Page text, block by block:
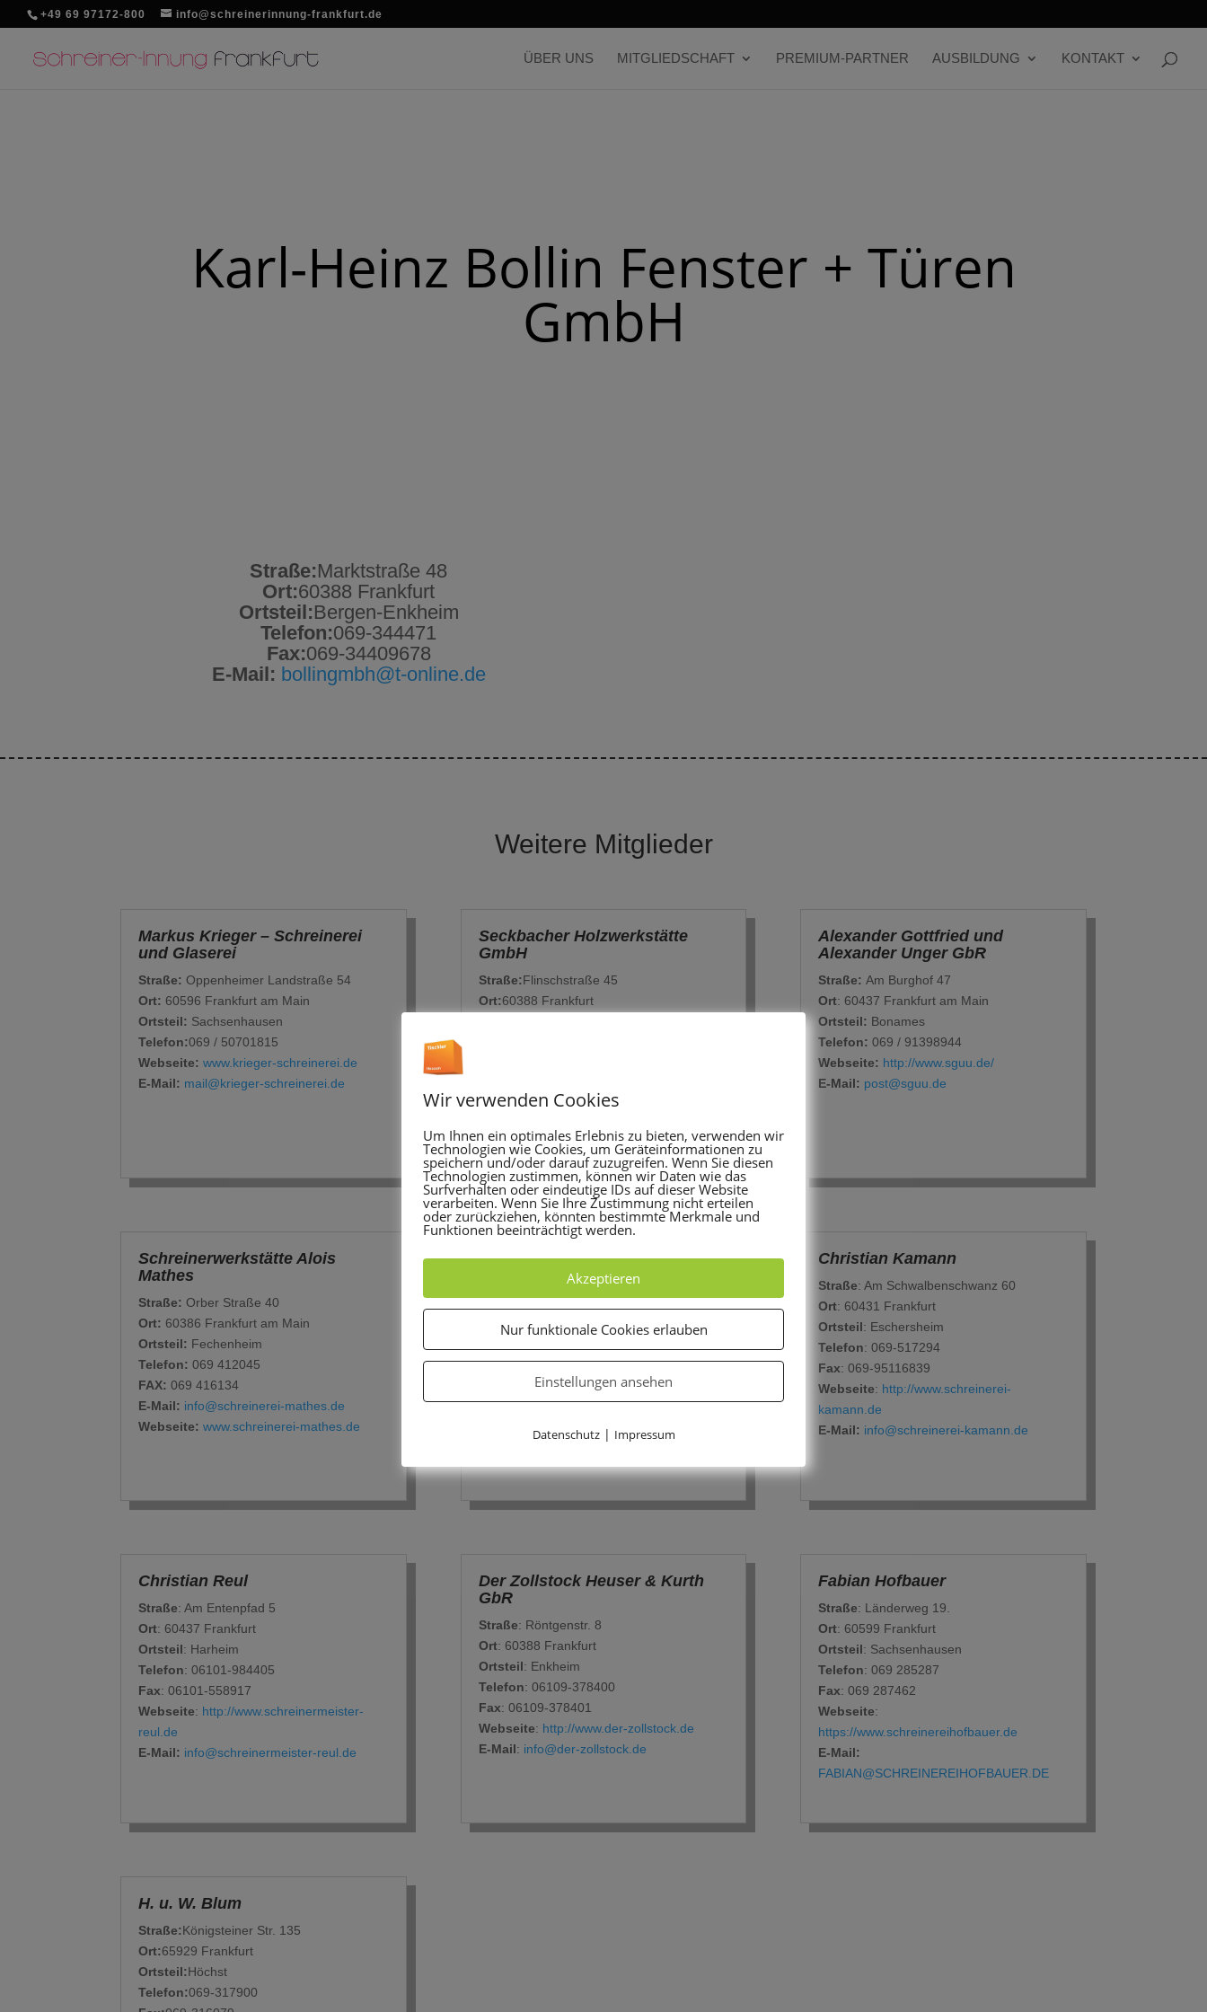
+49 69 97172-800 info@schreinerinnung-frankfurt.de
ÜBER UNS MITGLIEDSCHAFT PREMIUM-PARTNER AUSBILDUNG KONTAKT
Karl-Heinz Bollin Fenster + Türen
GmbH
Straße:Marktstraße 48
Ort:60388 Frankfurt
Ortsteil:Bergen-Enkheim
Telefon:069-344471
Fax:069-34409678
E-Mail: bollingmbh@t-online.de
Weitere Mitglieder
Markus Krieger – Schreinerei
und Glaserei
Straße:Oppenheimer Landstraße 54
Ort: 60596 Frankfurt am Main
Ortsteil: Sachsenhausen
Telefon:069 / 50701815
Webseite: www.krieger-schreinerei.de
E-Mail: mail@krieger-schreinerei.de
Schreinerwerkstätte Alois
Mathes
Straße: Orber Straße 40
Ort: 60386 Frankfurt am Main
Ortsteil: Fechenheim
Telefon: 069 412045
FAX: 069 416134
E-Mail: info@schreinerei-mathes.de
Webseite: www.schreinerei-mathes.de
Christian Reul
Straße: Am Entenpfad 5
Ort: 60437 Frankfurt
Ortsteil: Harheim
Telefon: 06101-984405
Fax: 06101-558917
Webseite: http://www.schreinermeister-
reul.de
E-Mail: info@schreinermeister-reul.de
H. u. W. Blum
Straße:Königsteiner Str. 135
Ort:65929 Frankfurt
Ortsteil:Höchst
Telefon:069-317900
Seckbacher Holzwerkstätte
GmbH
Straße:Flinschstraße 45
Ort:60388 Frankfurt
Anton Brum & Sohn GmbH
: Westerwaldstraße 8
Ort: 65936 Frankfurt
Ortsteil: Sossenheim
Telefon: 069-340019-0
Webseite: http://www.brum-
brum@brum-innenausbau.de
Der Zollstock Heuser & Kurth
GbR
Straße: Röntgenstr. 8
Ort: 60388 Frankfurt
Ortsteil: Enkheim
Telefon: 06109-378400
Fax: 06109-378401
Webseite: http://www.der-zollstock.de
E-Mail: info@der-zollstock.de
Alexander Gottfried und
Alexander Unger GbR
Straße: Am Burghof 47
Ort: 60437 Frankfurt am Main
Ortsteil: Bonames
Telefon: 069 / 91398944
Webseite: http://www.sguu.de/
E-Mail: post@sguu.de
Christian Kamann
Straße: Am Schwalbenschwanz 60
Ort: 60431 Frankfurt
Ortsteil: Eschersheim
Telefon: 069-517294
Fax: 069-95116839
Webseite: http://www.schreinerei-
kamann.de
E-Mail: info@schreinerei-kamann.de
Fabian Hofbauer
Straße: Länderweg 19.
Ort: 60599 Frankfurt
Ortsteil: Sachsenhausen
Telefon: ‭069 285287‬
Fax: 069 287462‬
Webseite:
https://www.schreinereihofbauer.de
E-Mail:
FABIAN@SCHREINEREIHOFBAUER.DE
Wir verwenden Cookies
Um Ihnen ein optimales Erlebnis zu bieten, verwenden wir
Technologien wie Cookies, um Geräteinformationen zu
speichern und/oder darauf zuzugreifen. Wenn Sie diesen
Technologien zustimmen, können wir Daten wie das
Surfverhalten oder eindeutige IDs auf dieser Website
verarbeiten. Wenn Sie Ihre Zustimmung nicht erteilen
oder zurückziehen, könnten bestimmte Merkmale und
Funktionen beeinträchtigt werden.
Akzeptieren
Nur funktionale Cookies erlauben
Einstellungen ansehen
Datenschutz| Impressum